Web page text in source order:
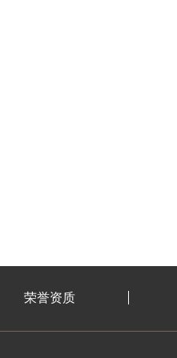
荣誉资质